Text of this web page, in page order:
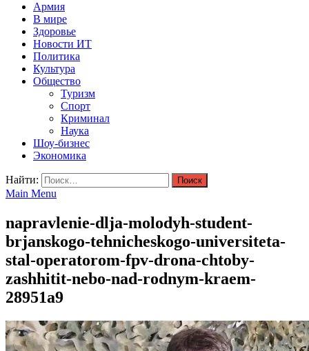
Армия
В мире
Здоровье
Новости ИТ
Политика
Культура
Общество
Туризм
Спорт
Криминал
Наука
Шоу-бизнес
Экономика
Найти:
Main Menu
napravlenie-dlja-molodyh-student-
brjanskogo-tehnicheskogo-universiteta-
stal-operatorom-fpv-drona-chtoby-
zashhitit-nebo-nad-rodnym-kraem-
28951a9